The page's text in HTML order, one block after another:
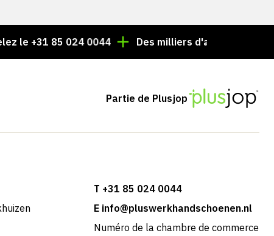
85 024 0044 Des milliers d'articles toujours en
Partie de Plusjop
T +31 85 024 0044
E info@pluswerkhandschoenen.nl
Numéro de la chambre de commerce